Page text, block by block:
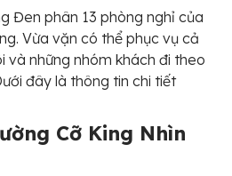
Đen phân 13 phòng nghỉ của
Vừa vặn có thể phục vụ cả
và những nhóm khách đi theo
đây là thông tin chi tiết
Cỡ King Nhìn